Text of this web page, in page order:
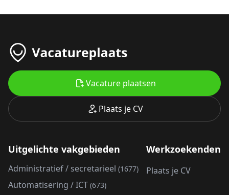
Plaats je CV
Vacature plaatsen
Uitgelichte vakgebieden
Administratief / secretarieel (1677)
Automatisering / ICT (673)
Werkzoekenden
Plaats je CV